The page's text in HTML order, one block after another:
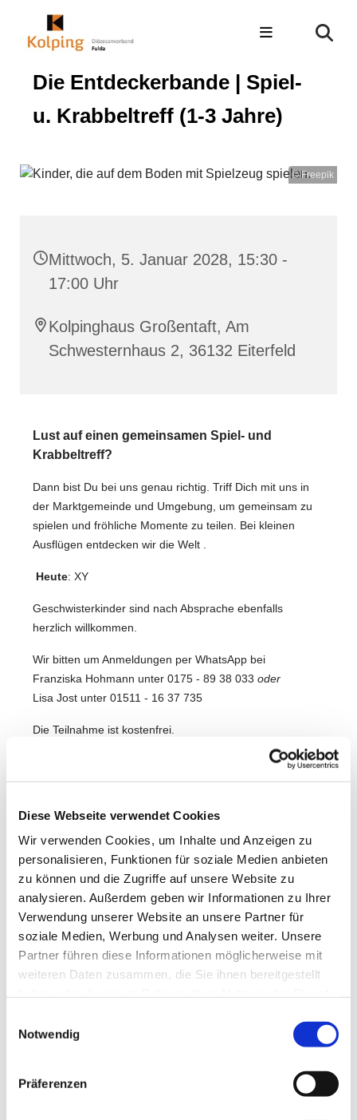
Diese Webseite verwendet Cookies
Wir verwenden Cookies, um Inhalte und Anzeigen zu
personalisieren, Funktionen für soziale Medien anbieten
zu können und die Zugriffe auf unsere Website zu
analysieren. Außerdem geben wir Informationen zu Ihrer
Verwendung unserer Website an unsere Partner für
soziale Medien, Werbung und Analysen weiter. Unsere
Partner führen diese Informationen möglicherweise mit
weiteren Daten zusammen, die Sie ihnen bereitgestellt
Notwendig
Präferenzen
Die Entdeckerbande | Spiel-
u. Krabbeltreff (1-3 Jahre)
© Freepik
Mittwoch, 5. Januar 2028, 15:30 -
17:00 Uhr
Kolpinghaus Großentaft, Am
Schwesternhaus 2, 36132 Eiterfeld
Lust auf einen gemeinsamen Spiel- und
Krabbeltreff?
Dann bist Du bei uns genau richtig. Triff Dich mit uns in
der Marktgemeinde und Umgebung, um gemeinsam zu
spielen und fröhliche Momente zu teilen. Bei kleinen
Ausflügen entdecken wir die Welt .
Heute: XY
Geschwisterkinder sind nach Absprache ebenfalls
herzlich willkommen.
Wir bitten um Anmeldungen per WhatsApp bei
Franziska Hohmann unter 0175 - 89 38 033 oder
Lisa Jost unter 01511 - 16 37 735
Die Teilnahme ist kostenfrei.